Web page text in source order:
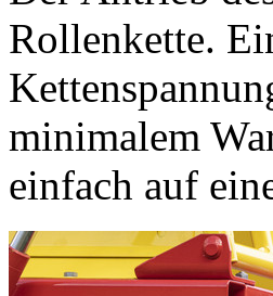
Rollenkette.
minimalem
einfach auf